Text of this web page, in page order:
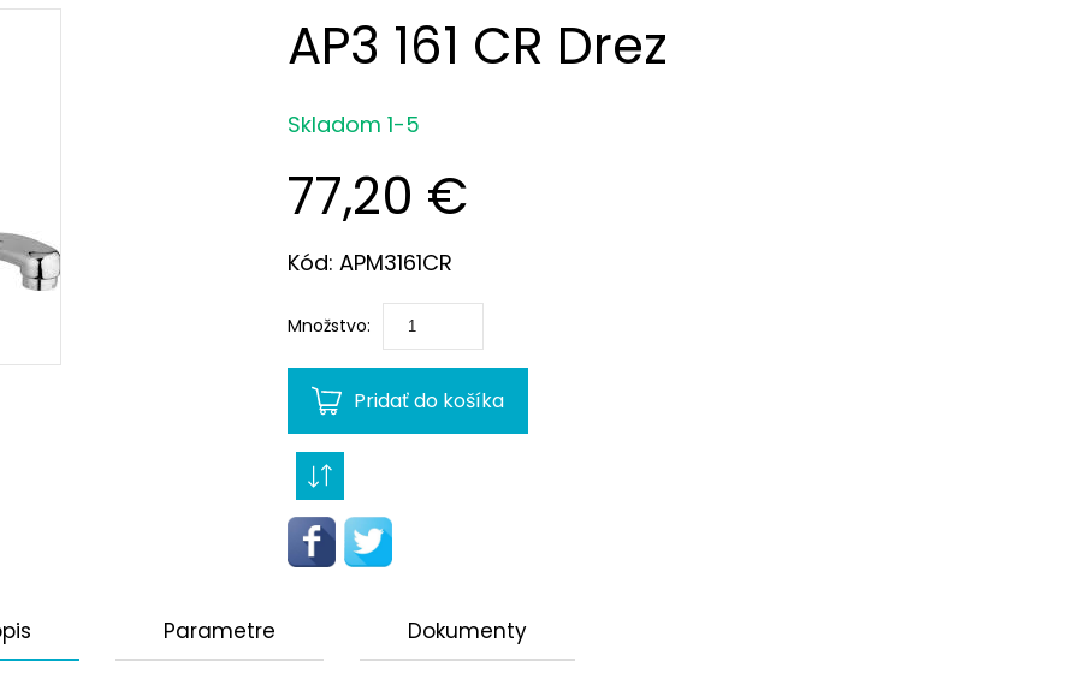
AP3 161 CR Drez
Skladom 1-5
77,20 €
Kód: APM3161CR
Množstvo:
Pridať do košíka
Parametre Dokumenty